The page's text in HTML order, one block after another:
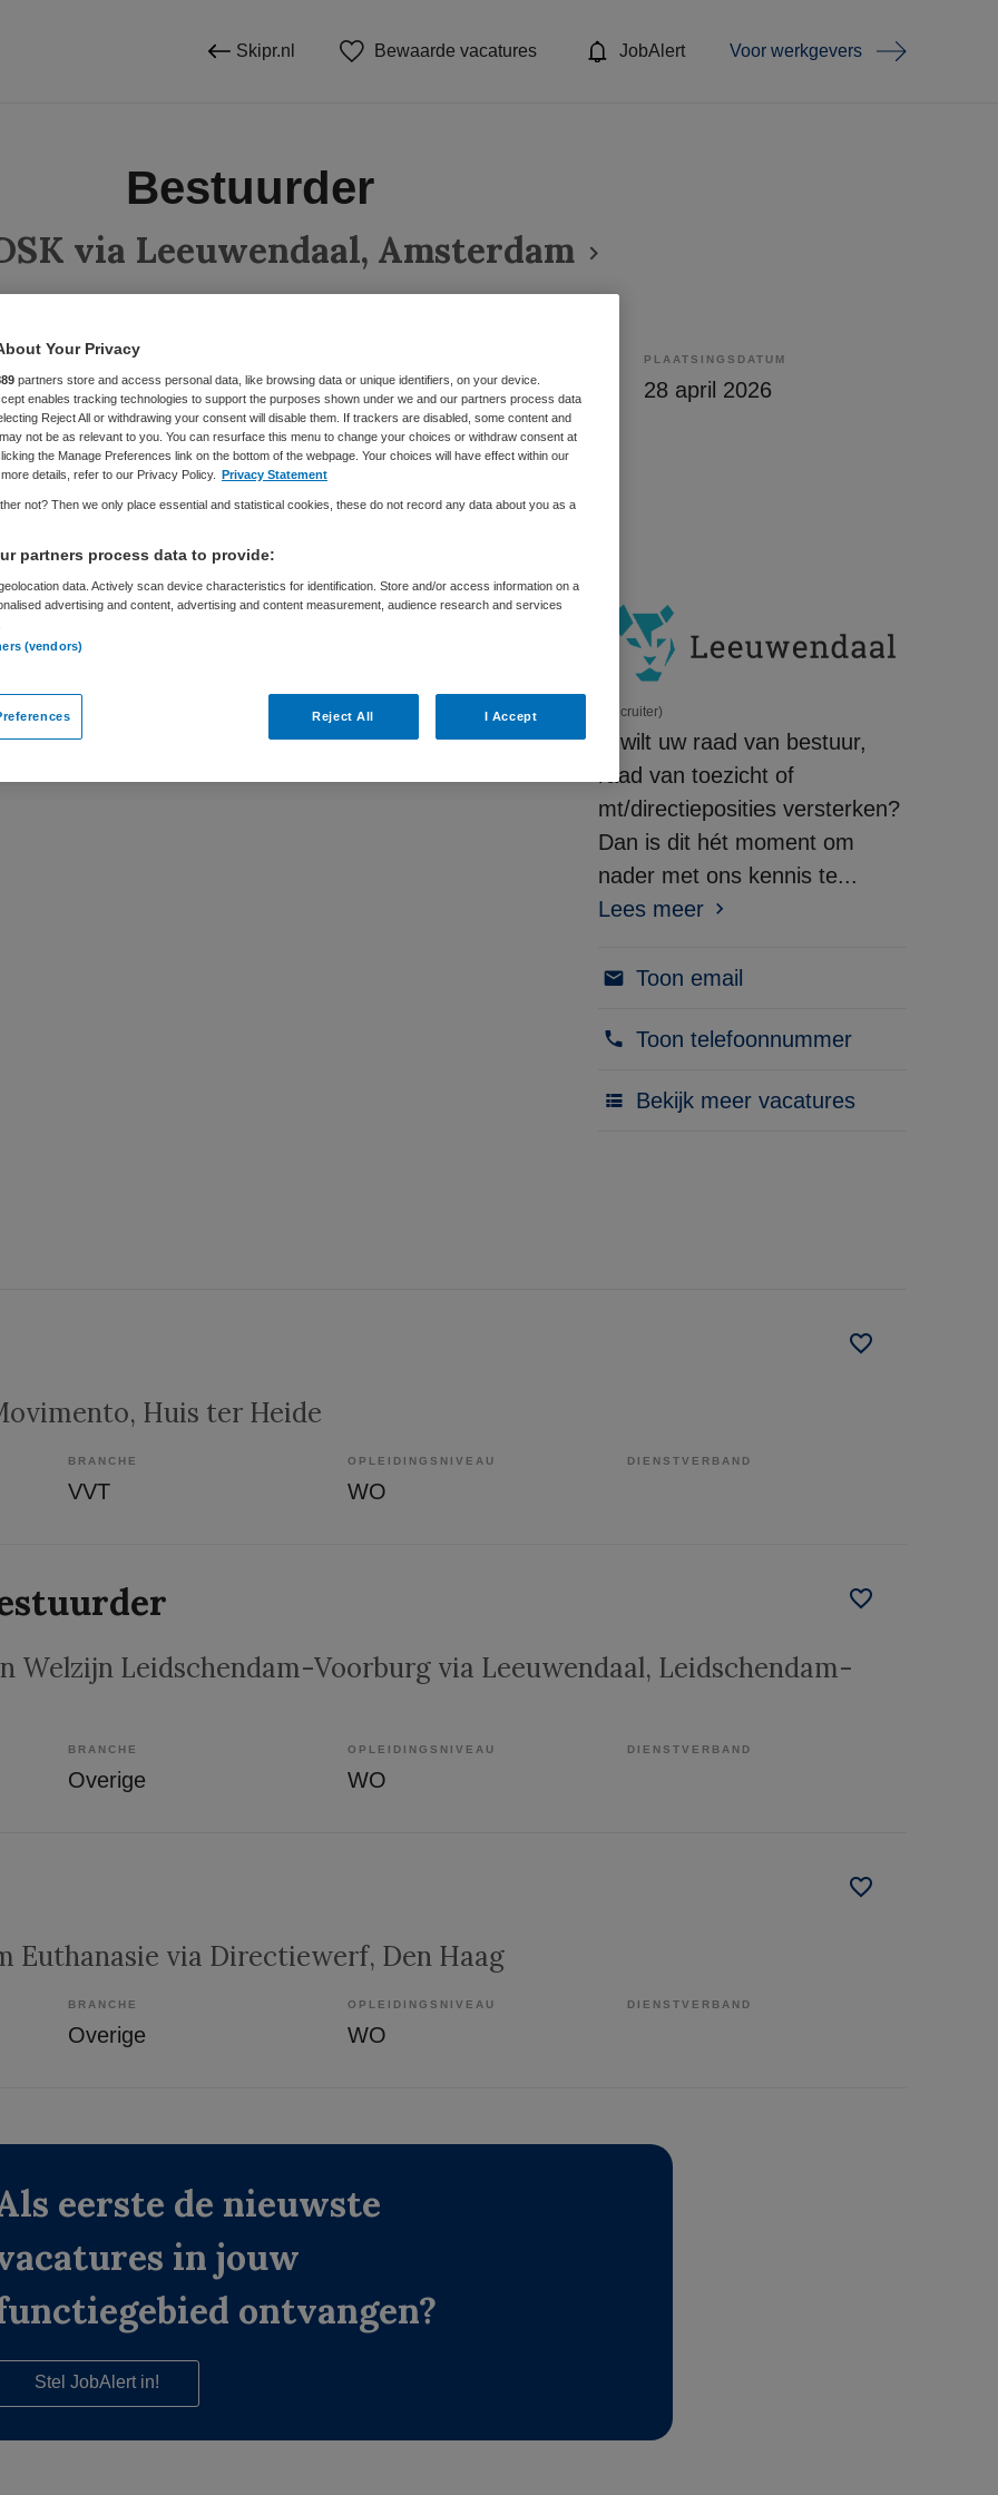
Skipr.nl Bewaarde vacatures JobAlert Voor werkgevers
Bestuurder
via Leeuwendaal, Amsterdam
BRANCHE
Onbekend Vaste aanstelling
PLAATSINGSDATUM
28 april 2026
DIENSTVERBAND
Leeuwendaal is niet meer actueel.
die voor u wellicht interessant zijn.
(Recruiter)
U wilt uw raad van bestuur,
raad van toezicht of
mt/directieposities versterken?
Dan is dit hét moment om
nader met ons kennis te...
Lees meer
Toon email
Toon telefoonnummer
Bekijk meer vacatures
, Huis ter Heide
BRANCHE
VVT
OPLEIDINGSNIVEAU
WO
DIENSTVERBAND
Welzijn Leidschendam-Voorburg via Leeuwendaal, Leidschendam-
BRANCHE
Overige
OPLEIDINGSNIVEAU
WO
DIENSTVERBAND
Euthanasie via Directiewerf, Den Haag
BRANCHE
Overige
OPLEIDINGSNIVEAU
WO
DIENSTVERBAND
eerste de nieuwste
in jouw
ontvangen?
Stel JobAlert in!
Your Privacy
partners store and access personal data, like browsing data or unique identifiers, on your device.
enables tracking technologies to support the purposes shown under we and our partners process data
Reject All or withdrawing your consent will disable them. If trackers are disabled, some content and
not be as relevant to you. You can resurface this menu to change your choices or withdraw consent at
the Manage Preferences link on the bottom of the webpage. Your choices will have effect within our
details, refer to our Privacy Policy.
Privacy Statement
not? Then we only place essential and statistical cookies, these do not record any data about you as a
partners process data to provide:
data. Actively scan device characteristics for identification. Store and/or access information on a
advertising and content, advertising and content measurement, audience research and services
(vendors)
Reject All I Accept